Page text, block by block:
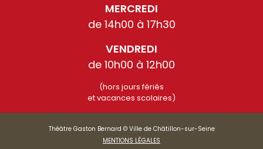
MERCREDI
de 14h00 à 17h30
VENDREDI
de 10h00 à 12h00
(hors jours fériés
et vacances scolaires)
Théâtre Gaston Bernard © Ville de Châtillon-sur-Seine
MENTIONS LÉGALES